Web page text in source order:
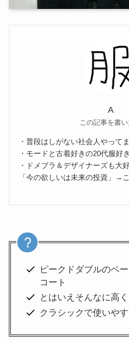
A
この記事を書い
・普段はしがない社会人やってま
・モードと古着好きの20代服好き
・ドメブラ＆デザイナーズも大好
「今の欲しいは未来の投資」→
ピークドダブルのベ
コート
とはいえそんなに高
クラシックで使いや